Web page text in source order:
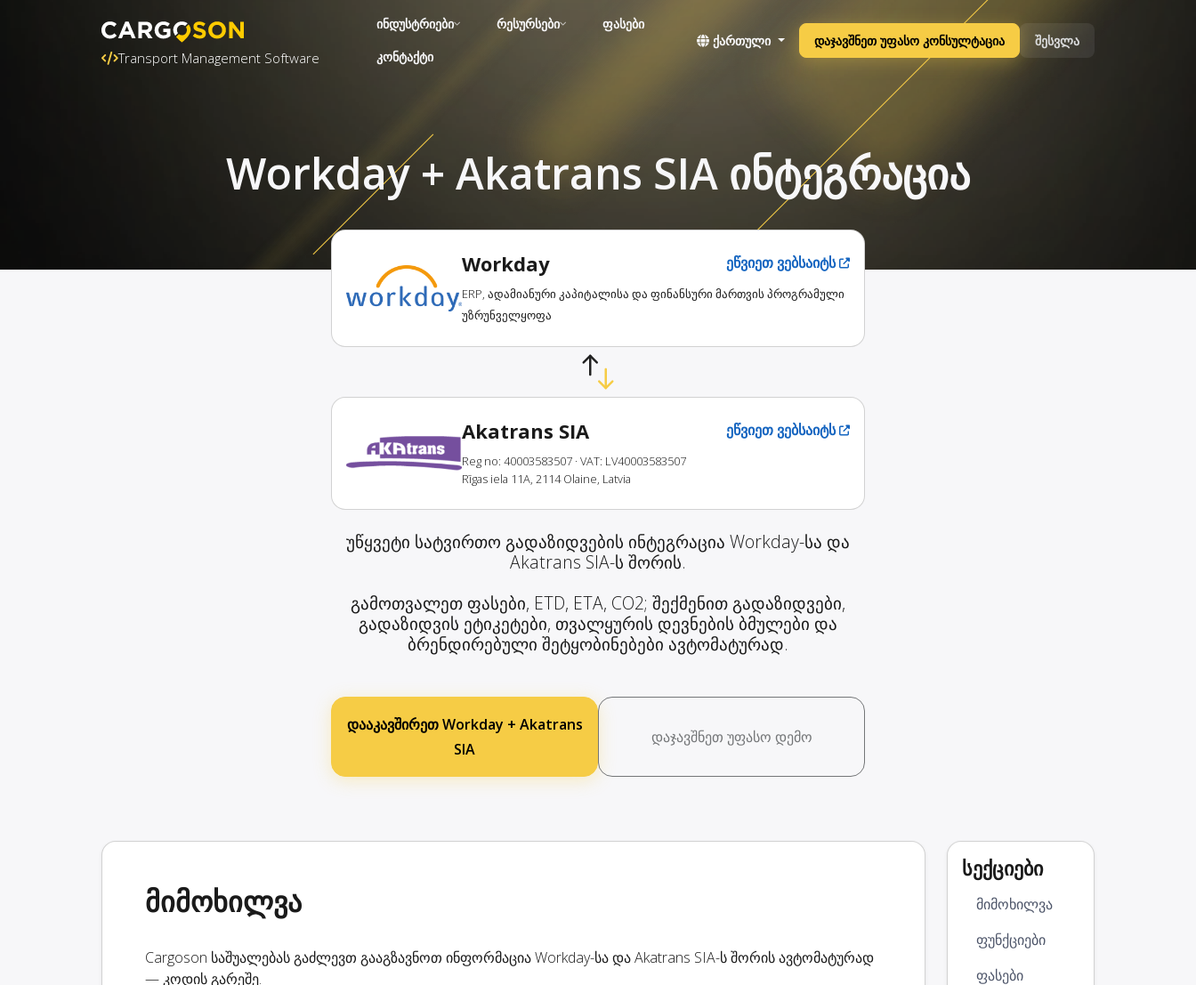
Transport Management Software
ინდუსტრიები რესურსები
ფასები
კონტაქტი
ქართული დაჯავშნეთ უფასო კონსულტაცია შესვლა
Workday + Akatrans SIA ინტეგრაცია
Workday ეწვიეთ ვებსაიტს
ERP, ადამიანური კაპიტალისა და ფინანსური მართვის პროგრამული
უზრუნველყოფა
Akatrans SIA ეწვიეთ ვებსაიტს
Reg no: 40003583507 · VAT: LV40003583507
Rīgas iela 11A, 2114 Olaine, Latvia
უწყვეტი სატვირთო გადაზიდვების ინტეგრაცია Workday-სა და
Akatrans SIA-ს შორის.
გამოთვალეთ ფასები, ETD, ETA, CO2; შექმენით გადაზიდვები,
გადაზიდვის ეტიკეტები, თვალყურის დევნების ბმულები და
ბრენდირებული შეტყობინებები ავტომატურად.
დააკავშირეთ Workday + Akatrans
SIA
დაჯავშნეთ უფასო დემო
მიმოხილვა
Cargoson საშუალებას გაძლევთ გააგზავნოთ ინფორმაცია Workday-სა და Akatrans SIA-ს შორის ავტომატურად
— კოდის გარეშე.
სექციები
მიმოხილვა
ფუნქციები
ფასები